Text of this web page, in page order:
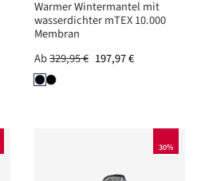
Warmer Wintermantel mit
wasserdichter mTEX 10.000
Membran
Ab329,95 € 197,97 €
30%